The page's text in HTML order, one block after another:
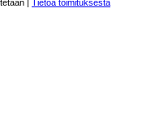
| Tietoa toimituksesta